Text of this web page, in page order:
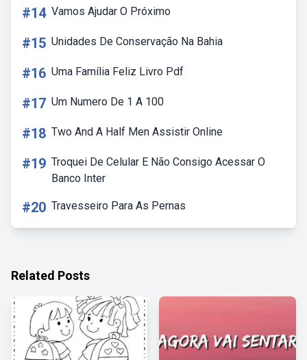
#14 Vamos Ajudar O Próximo
#15 Unidades De Conservação Na Bahia
#16 Uma Família Feliz Livro Pdf
#17 Um Numero De 1 A 100
#18 Two And A Half Men Assistir Online
#19 Troquei De Celular E Não Consigo Acessar O
Banco Inter
#20 Travesseiro Para As Pernas
Related Posts